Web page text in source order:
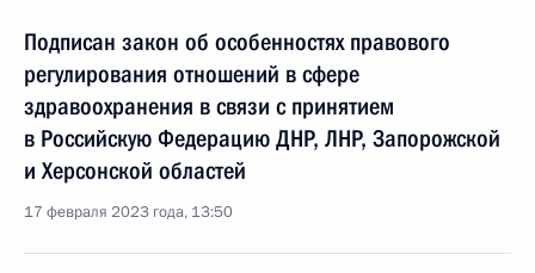
Подписан закон об особенностях правового
регулирования отношений в сфере
здравоохранения в связи с принятием
в Российскую Федерацию ДНР, ЛНР, Запорожской
и Херсонской областей
17 февраля 2023 года, 13:50